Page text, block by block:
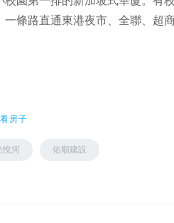
條路直通東港夜市、全聯、超
房子
悅河 佑順建設